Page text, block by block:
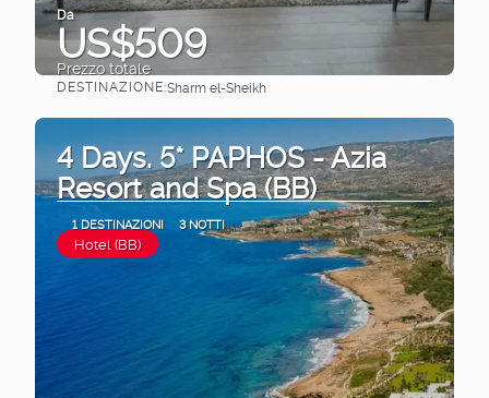
Da
US$509
Prezzo totale
Vedere
DESTINAZIONE:Sharm el-Sheikh
4 Days. 5* PAPHOS - Azia
Resort and Spa (BB)
1 DESTINAZIONI 3 NOTTI
Hotel (BB)